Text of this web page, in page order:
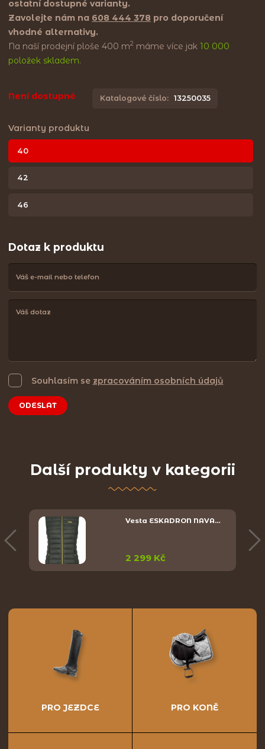
ostatní dostupné varianty.
Zavolejte nám na 608 444 378 pro doporučení
vhodné alternativy.
Na naší prodejní ploše 400 m2 máme více jak 10 000
položek skladem.
Není dostupné Katalogové číslo: 13250035
Varianty produktu
40
42
46
Dotaz k produktu
Souhlasím se zpracováním osobních údajů
ODESLAT
Další produkty v kategorii
Vesta ESKADRON NAVA…
2 299 Kč
PRO JEZDCE PRO KONĚ